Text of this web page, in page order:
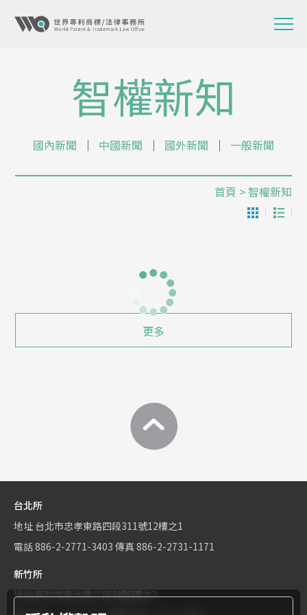
智權新知
國內新聞 │ 中國新聞 │ 國外新聞 │ 一般新聞
首頁 > 智權新知
更多
台北所
地址 台北市忠孝東路四段311號12樓之1
電話886-2-2771-3403 傳真 886-2-2731-1171
新竹所
地址新竹市東大路二段1號6樓之2